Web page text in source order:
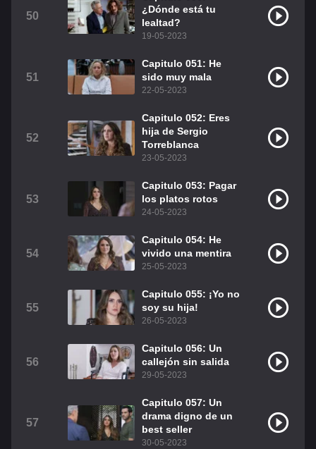
50
¿Dónde está tu
lealtad?
19-05-2023
51
Capitulo 051: He
sido muy mala
22-05-2023
52
Capitulo 052: Eres
hija de Sergio
Torreblanca
23-05-2023
53
Capitulo 053: Pagar
los platos rotos
24-05-2023
54
Capitulo 054: He
vivido una mentira
25-05-2023
55
Capitulo 055: ¡Yo no
soy su hija!
26-05-2023
56
Capitulo 056: Un
callejón sin salida
29-05-2023
57
Capitulo 057: Un
drama digno de un
best seller
30-05-2023